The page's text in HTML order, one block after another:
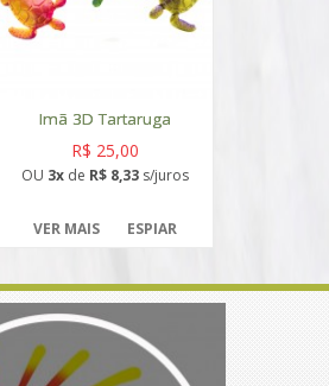
Imã 3D Tartaruga
R$ 25,00
OU 3xde R$ 8,33s/juros
VER MAIS ESPIAR